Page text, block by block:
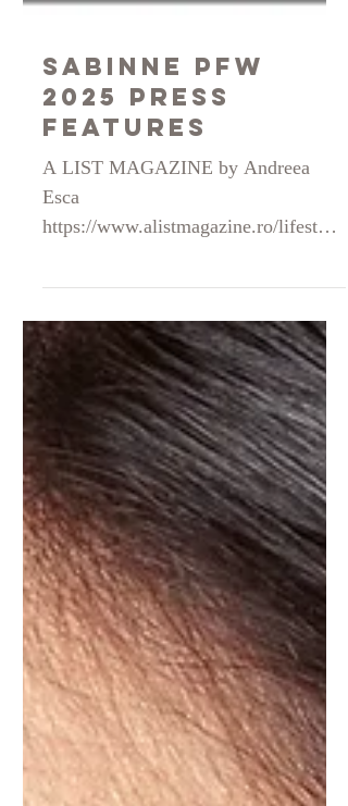
Sabinne PFW
2025 press
features
A LIST MAGAZINE by Andreea
Esca
-category/interviews/sabina-
georgescu-designer-vestimentar-am-
creat-o-rochie-din-matasea-de-la-o-
parasuta-militara-deteriorata/ ”Sabina
Georgescu este designer de modă,
fondator al brandului SABINNE.
Artist vizual, absolvent de master în
cadrul Facultății de Arte Decorative și
Design, secția Modă, în prezent
doctorand al Universității Naționale
de Arte, București, Sabina Georgescu
se orientează către formel